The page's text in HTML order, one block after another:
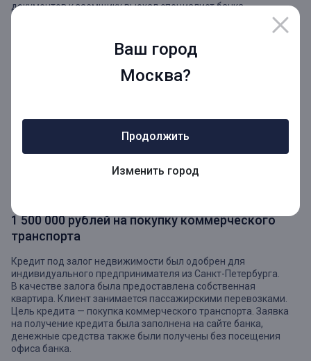
Ваш город
Москва?
Продолжить
Изменить город
документов к заемщику выехал специалист банка.
600 000 рублей на рефинансирование
имеющегося кредита
Кредит под залог недвижимости на рефинансирование
залогового кредита для уменьшения процентной ставки
и размера ежемесячного платежа. Клиенту не потребовалось
предоставлена квартира в Кирове. Заёмщик оставил заявку
1 500 000 рублей на покупку коммерческого
транспорта
Кредит под залог недвижимости был одобрен для
индивидуального предпринимателя из Санкт-Петербурга.
В качестве залога была предоставлена собственная
квартира. Клиент занимается пассажирскими перевозками.
Цель кредита — покупка коммерческого транспорта. Заявка
на получение кредита была заполнена на сайте банка,
денежные средства также были получены без посещения
офиса банка.